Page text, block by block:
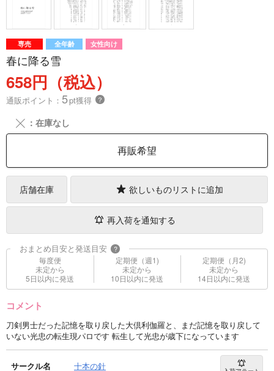
専売 全年齢 女性向け
春に降る雪
658円（税込）
通販ポイント： 5pt獲得 ？
╳ ：在庫なし
再販希望
店舗在庫 欲しいものリストに追加
再入荷を通知する
おまとめ目安と発送目安 ?
毎度便
未定から
5日以内に発送
定期便（週1)
未定から
10日以内に発送
定期便（月2)
未定から
14日以内に発送
コメント
刀剣男士だった記憶を取り戻した大倶利伽羅と、まだ記憶を取り戻して
いない光忠の転生現パロです 転生して光忠が歳下になっています
サークル名 十本の針